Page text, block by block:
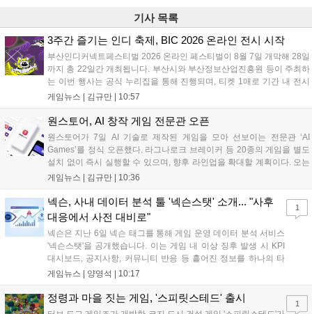
기사 목록
3주간 즐기는 인디 축제, BIC 2026 온라인 전시 시작
부산인디커넥트페스티벌 2026 온라인 페스티벌이 8월 7일 개막해 28일
까지 총 22일간 개최됩니다. 부산시와 부산정보산업진흥원 등이 주최하
는 이번 행사는 공식 누리집을 통해 진행되며, 티켓 1매로 기간 내 전시
작을 제한 없이 체험할 수 있습니다. 일반 및 루키 부문 등 다양한 인디게
세계 누구나 참여 가능한 이번 행사는 역대 최대 규모로 열려 인디게임
게임뉴스 | 김규만 | 10:57
원스토어, AI 창작 게임 전문관 오픈
원스토어가 7일 AI 기술로 제작된 게임을 모아 선보이는 전문관 ‘AI
Games’를 정식 오픈했다. 라그나로크 브레이커 등 20종의 게임을 별도
설치 없이 즉시 실행할 수 있으며, 향후 라인업을 확대할 계획이다. 오는
11일부터는 게임 실행 시 할인 쿠폰을 지급하는 오픈 기념 이벤트도 진
있는 환경을 조성해 창작자와 이용자 모두에게 새로운 경험을 제공할 것
으로 기대된다....
게임뉴스 | 김규만 | 10:36
넥슨, 사내 데이터 분석 툴 '넥슨스탯' 소개... "사후
대응에서 사전 대비로"
넥슨은 지난 6일 넥슨 태그를 통해 게임 운영 데이터 분석 서비스
'넥슨스탯'을 공개했습니다. 이는 게임 내 이상 징후 발생 시 KPI
대시보드, 공지사항, 커뮤니티 반응 등 흩어진 정보를 하나의 타
임라인에 연결해 원인을 빠르게 파악하도록 돕는 관제 허브입니
중심의 운영 방식을 사전 대비 체계로 전환하며 데이터 기반의 효
게임뉴스 | 양영석 | 10:17
1
정령과 마을 짓는 게임, '스피릿스테드' 출시 1